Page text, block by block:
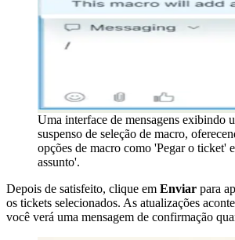
Uma interface de mensagens exibindo
suspenso de seleção de macro,
opções de macro como 'Pegar o ticket'
assunto'.
Depois de satisfeito, clique em Enviar para
os tickets selecionados. As atualizações
você verá uma mensagem de confirmação